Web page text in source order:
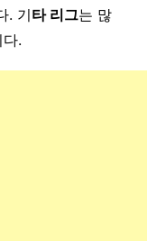
. 기타 리그는 많
.